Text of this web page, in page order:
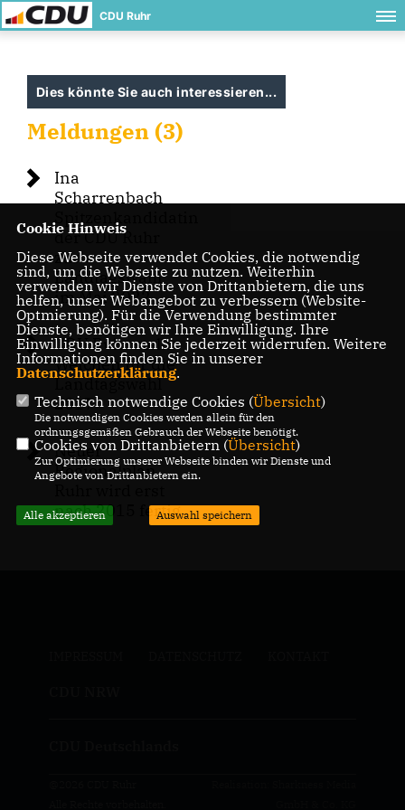
CDU Ruhr
Dies könnte Sie auch interessieren...
Meldungen (3)
Ina
Scharrenbach
Spitzenkandidatin
der CDU Ruhr
zur
Landtagswahl
im Mai 2022
CDU Ruhr stellt
Weichen für die
Landtagswahl
2017
Neuer
Regionalplan
nach 2015 fertig
Cookie Hinweis
Diese Webseite verwendet Cookies, die notwendig
sind, um die Webseite zu nutzen. Weiterhin
verwenden wir Dienste von Drittanbietern, die uns
helfen, unser Webangebot zu verbessern (Website-
Optmierung). Für die Verwendung bestimmter
Dienste, benötigen wir Ihre Einwilligung. Ihre
Einwilligung können Sie jederzeit widerrufen. Weitere
Informationen finden Sie in unserer
Datenschutzerklärung.
Technisch notwendige Cookies (Übersicht)
Die notwendigen Cookies werden allein für den
ordnungsgemäßen Gebrauch der Webseite benötigt.
Cookies von Drittanbietern (Übersicht)
Zur Optimierung unserer Webseite binden wir Dienste und
Angebote von Drittanbietern ein.
Alle akzeptieren Auswahl speichern